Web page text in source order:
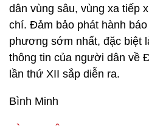
dân vùng sâu, vùng xa tiếp
chí. Đảm bảo phát hành
phương sớm nhất, đặc biệt
thông tin của người dân về
lần thứ XII sắp diễn ra.
Bình Minh